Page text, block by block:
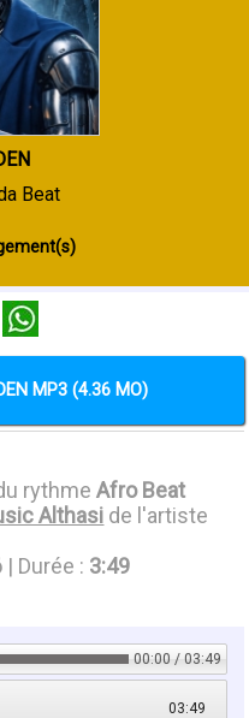
Beat
MP3 (4.36 MO)
rythmeAfro Beat
Althasi de l'artiste
| Durée : 3:49
00:00 / 03:49
03:49